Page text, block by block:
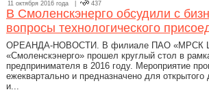
11 октября 2016 года | 437
В Смоленскэнерго обсудили с
вопросы технологического
ОРЕАНДА-НОВОСТИ. В филиале ПАО «МРСК
«Смоленскэнерго» прошел круглый стол в
предпринимателя в 2016 году. Мероприятие
ежеквартально и предназначено для открытого
и...